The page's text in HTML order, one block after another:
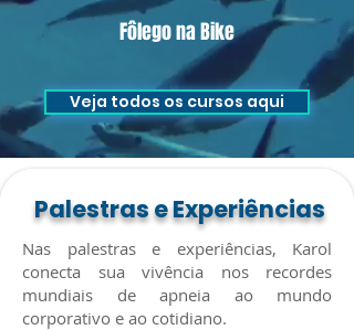
Fôlego na Bike
Veja todos os cursos aqui
Palestras e Experiências
Nas palestras e experiências, Karol
conecta sua vivência nos recordes
mundiais de apneia ao mundo
corporativo e ao cotidiano.